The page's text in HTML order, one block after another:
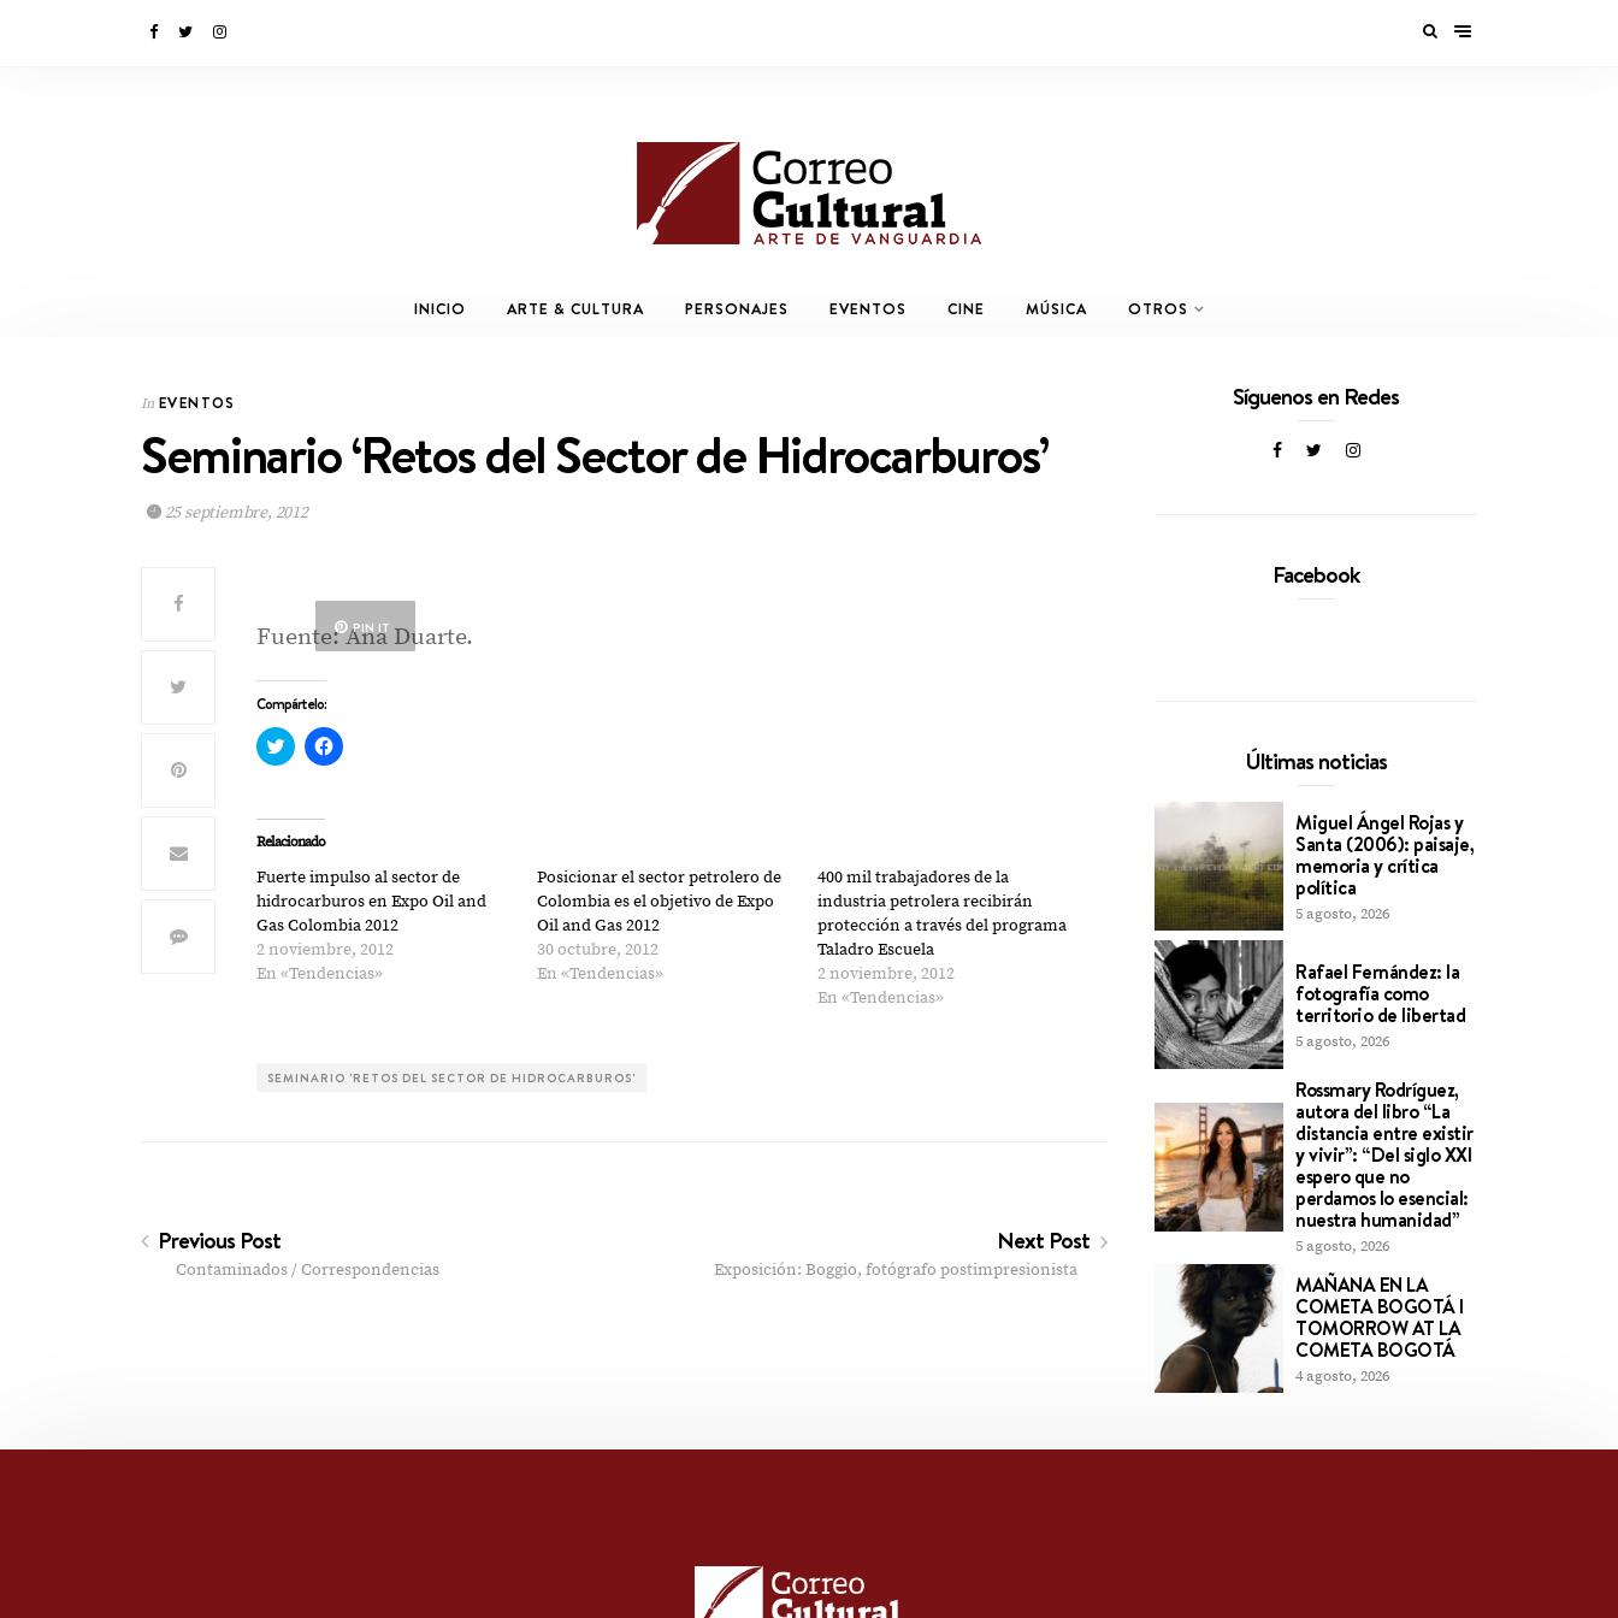
INICIO ARTE & CULTURA PERSONAJES EVENTOS CINE MÚSICA OTROS
In EVENTOS
Seminario ‘Retos del Sector de Hidrocarburos’
25 septiembre, 2012
PIN IT
Fuente: Ana Duarte.
Compártelo:
Haz
clic
Twitter
(Se
abre
en
una
ventana
nueva)
Haz
clic
en
una
ventana
nueva)
Relacionado
Fuerte impulso al sector de
hidrocarburos en Expo Oil and
Gas Colombia 2012
2 noviembre, 2012
En «Tendencias»
Posicionar el sector petrolero de
Colombia es el objetivo de Expo
Oil and Gas 2012
30 octubre, 2012
En «Tendencias»
400 mil trabajadores de la
industria petrolera recibirán
protección a través del programa
Taladro Escuela
2 noviembre, 2012
En «Tendencias»
SEMINARIO 'RETOS DEL SECTOR DE HIDROCARBUROS'
Previous Post
Contaminados / Correspondencias
Next Post
Exposición: Boggio, fotógrafo postimpresionista
Síguenos en Redes
Facebook
Últimas noticias
Miguel Ángel Rojas y
Santa (2006): paisaje,
memoria y crítica
política
5 agosto, 2026
Rafael Fernández: la
fotografía como
territorio de libertad
5 agosto, 2026
Rossmary Rodríguez,
autora del libro “La
distancia entre existir
y vivir”: “Del siglo XXI
espero que no
perdamos lo esencial:
nuestra humanidad”
5 agosto, 2026
MAÑANA EN LA
COMETA BOGOTÁ l
TOMORROW AT LA
COMETA BOGOTÁ
4 agosto, 2026